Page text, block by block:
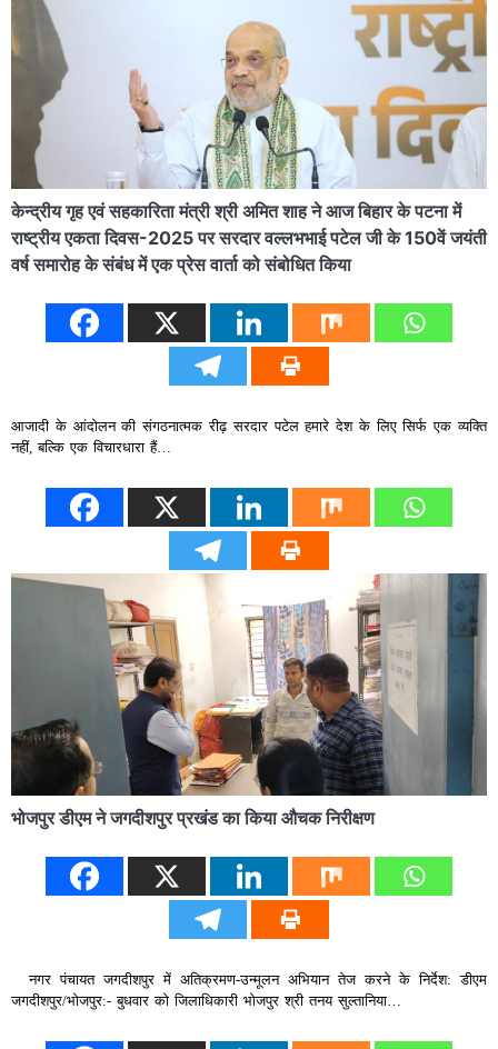
केन्द्रीय गृह एवं सहकारिता मंत्री श्री अमित शाह ने आज बिहार के पटना में
राष्ट्रीय एकता दिवस-2025 पर सरदार वल्लभभाई पटेल जी के 150वें जयंती
वर्ष समारोह के संबंध में एक प्रेस वार्ता को संबोधित किया
आजादी के आंदोलन की संगठनात्मक रीढ़ सरदार पटेल हमारे देश के लिए सिर्फ एक व्यक्ति
नहीं, बल्कि एक विचारधारा हैं…
भोजपुर डीएम ने जगदीशपुर प्रखंड का किया औचक निरीक्षण
नगर पंचायत जगदीशपुर में अतिक्रमण-उन्मूलन अभियान तेज करने के निर्देश: डीएम
जगदीशपुर/भोजपुर:- बुधवार को जिलाधिकारी भोजपुर श्री तनय सुल्तानिया…